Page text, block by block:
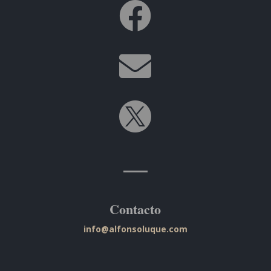



Contacto
info@alfonsoluque.com